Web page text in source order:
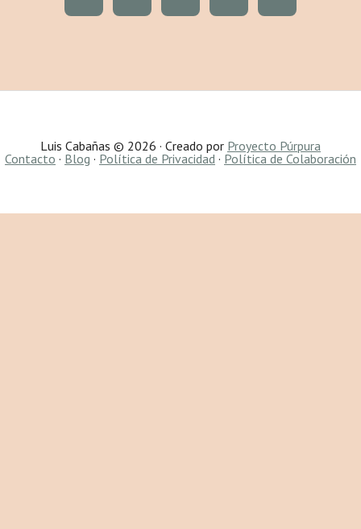
Luis Cabañas © 2026 · Creado por Proyecto Púrpura
Contacto · Blog · Política de Privacidad · Política de Colaboración